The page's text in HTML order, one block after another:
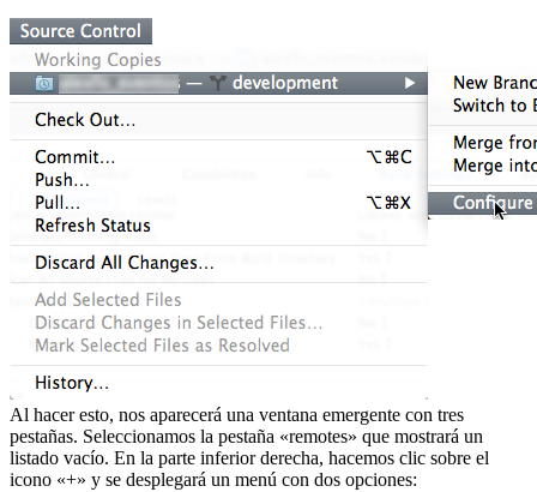
Al hacer esto, nos aparecerá una ventana emergente con tres
pestañas. Seleccionamos la pestaña «remotes» que mostrará un
listado vacío. En la parte inferior derecha, hacemos clic sobre el
icono «+» y se desplegará un menú con dos opciones: